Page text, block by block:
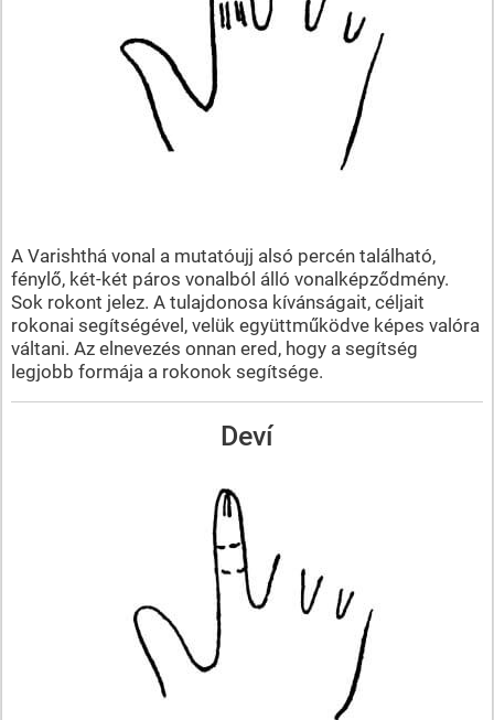
A Varishthá vonal a mutatóujj alsó percén található,
fénylő, két-két páros vonalból álló vonalképződmény.
Sok rokont jelez. A tulajdonosa kívánságait, céljait
rokonai segítségével, velük együttműködve képes valóra
váltani. Az elnevezés onnan ered, hogy a segítség
legjobb formája a rokonok segítsége.
Deví